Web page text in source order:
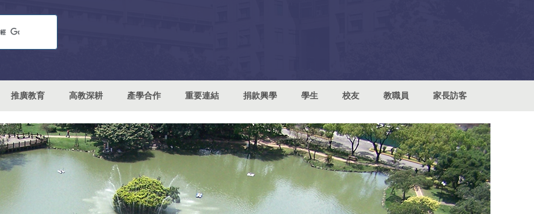
推廣教育 高教深耕 產學合作 重要連結 捐款興學 學生 校友 教職員 家長訪客